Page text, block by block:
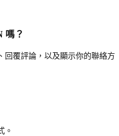
嗎？
回覆評論，以及顯示你的聯絡方
。